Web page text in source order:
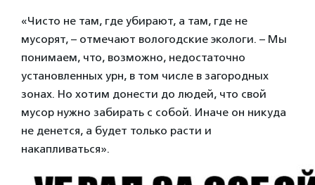
«Чисто не там, где убирают, а там, где не
мусорят, – отмечают вологодские экологи. – Мы
понимаем, что, возможно, недостаточно
установленных урн, в том числе в загородных
зонах. Но хотим донести до людей, что свой
мусор нужно забирать с собой. Иначе он никуда
не денется, а будет только расти и
накапливаться».